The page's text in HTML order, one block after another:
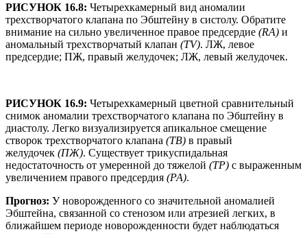
РИСУНОК 16.8: Четырехкамерный вид аномалии
трехстворчатого клапана по Эбштейну в систолу. Обратите
внимание на сильно увеличенное правое предсердие (RA) и
аномальный трехстворчатый клапан (TV). ЛЖ, левое
предсердие; ПЖ, правый желудочек; ЛЖ, левый желудочек.
РИСУНОК 16.9: Четырехкамерный цветной сравнительный
снимок аномалии трехстворчатого клапана по Эбштейну в
диастолу. Легко визуализируется апикальное смещение
створок трехстворчатого клапана (ТВ) в правый
желудочек (ПЖ). Существует трикуспидальная
недостаточность от умеренной до тяжелой (ТР) с выраженным
увеличением правого предсердия (РА).
Прогноз: У новорожденного со значительной аномалией
Эбштейна, связанной со стенозом или атрезией легких, в
ближайшем периоде новорожденности будет наблюдаться